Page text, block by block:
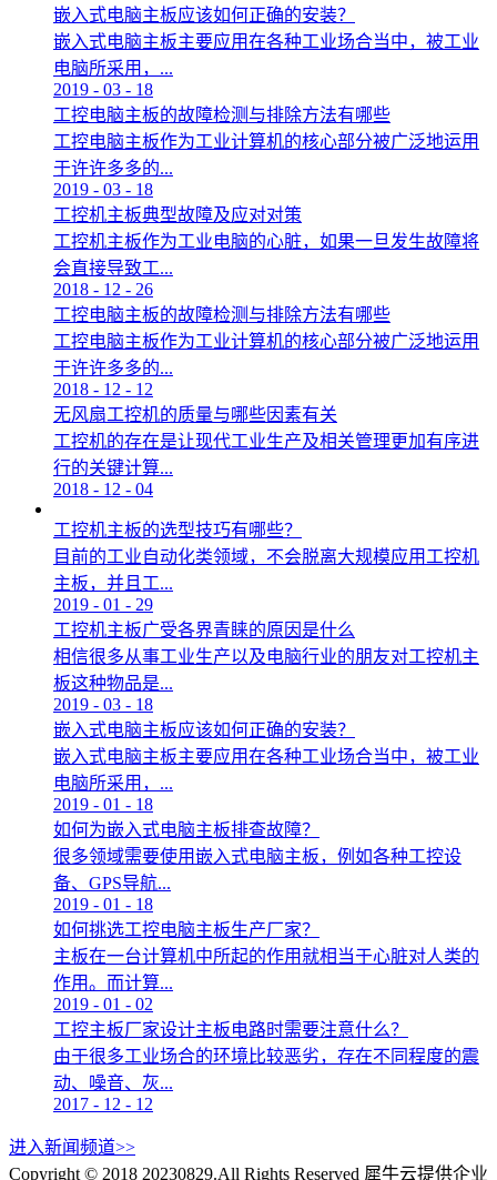
嵌入式电脑主板应该如何正确的安装？
嵌入式电脑主板主要应用在各种工业场合当中，被工业
电脑所采用，...
2019 - 03 - 18
工控电脑主板的故障检测与排除方法有哪些
工控电脑主板作为工业计算机的核心部分被广泛地运用
于许许多多的...
2019 - 03 - 18
工控机主板典型故障及应对对策
工控机主板作为工业电脑的心脏，如果一旦发生故障将
会直接导致工...
2018 - 12 - 26
工控电脑主板的故障检测与排除方法有哪些
工控电脑主板作为工业计算机的核心部分被广泛地运用
于许许多多的...
2018 - 12 - 12
无风扇工控机的质量与哪些因素有关
工控机的存在是让现代工业生产及相关管理更加有序进
行的关键计算...
2018 - 12 - 04
工控机主板的选型技巧有哪些？
目前的工业自动化类领域，不会脱离大规模应用工控机
主板，并且工...
2019 - 01 - 29
工控机主板广受各界青睐的原因是什么
相信很多从事工业生产以及电脑行业的朋友对工控机主
板这种物品是...
2019 - 03 - 18
嵌入式电脑主板应该如何正确的安装？
嵌入式电脑主板主要应用在各种工业场合当中，被工业
电脑所采用，...
2019 - 01 - 18
如何为嵌入式电脑主板排查故障？
很多领域需要使用嵌入式电脑主板，例如各种工控设
备、GPS导航...
2019 - 01 - 18
如何挑选工控电脑主板生产厂家？
主板在一台计算机中所起的作用就相当于心脏对人类的
作用。而计算...
2019 - 01 - 02
工控主板厂家设计主板电路时需要注意什么？
由于很多工业场合的环境比较恶劣，存在不同程度的震
动、噪音、灰...
2017 - 12 - 12
进入新闻频道>>
Copyright © 2018 20230829.All Rights Reserved 犀牛云提供企业